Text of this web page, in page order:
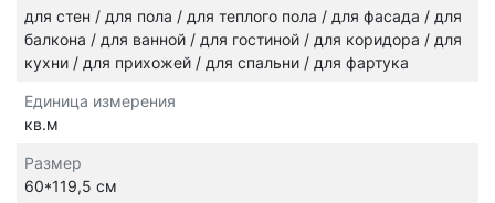
для стен / для пола / для теплого пола / для фасада / для
балкона / для ванной / для гостиной / для коридора / для
кухни / для прихожей / для спальни / для фартука
Единица измерения
кв.м
Размер
60*119,5 см